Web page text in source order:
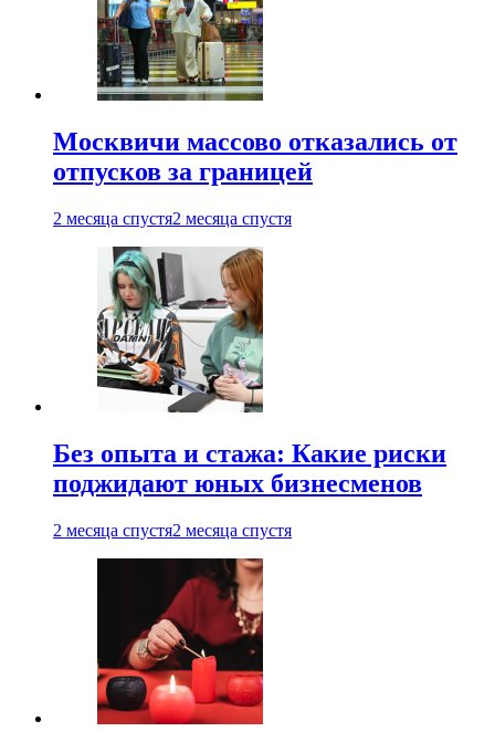
Москвичи массово отказались от
отпусков за границей
2 месяца спустя2 месяца спустя
Без опыта и стажа: Какие риски
поджидают юных бизнесменов
2 месяца спустя2 месяца спустя